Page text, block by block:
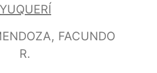
YUQUERÍ
FACUNDO
R.